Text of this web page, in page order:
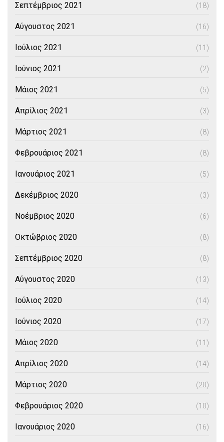
Σεπτέμβριος 2021 (18)
Αύγουστος 2021 (16)
Ιούλιος 2021 (11)
Ιούνιος 2021 (2)
Μάιος 2021 (5)
Απρίλιος 2021 (3)
Μάρτιος 2021 (8)
Φεβρουάριος 2021 (8)
Ιανουάριος 2021 (5)
Δεκέμβριος 2020 (3)
Νοέμβριος 2020 (6)
Οκτώβριος 2020 (8)
Σεπτέμβριος 2020 (8)
Αύγουστος 2020 (13)
Ιούλιος 2020 (14)
Ιούνιος 2020 (17)
Μάιος 2020 (11)
Απρίλιος 2020 (14)
Μάρτιος 2020 (20)
Φεβρουάριος 2020 (10)
Ιανουάριος 2020 (16)